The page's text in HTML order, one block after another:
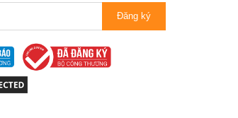
Đăng ký